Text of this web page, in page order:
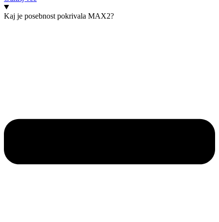
Kaj je posebnost pokrivala MAX2?